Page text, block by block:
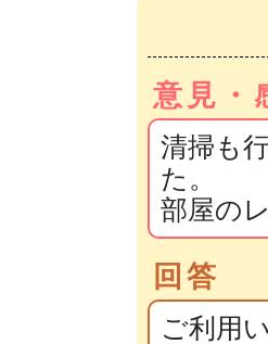
意見・
清掃も
た。
部屋の
回答
ご利用